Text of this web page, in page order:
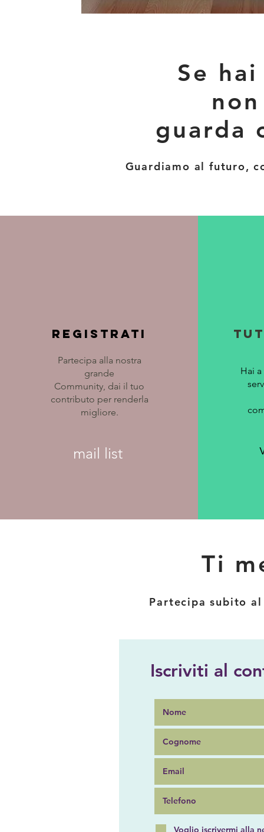
Se
guarda
Guardiamo al futuro,
registrati
Partecipa alla nostra
grande
Community, dai il tuo
contributo per renderla
migliore.
mail list
Hai
Ti
Partecipa subito
Iscriviti al
Voglio iscrivermi alla